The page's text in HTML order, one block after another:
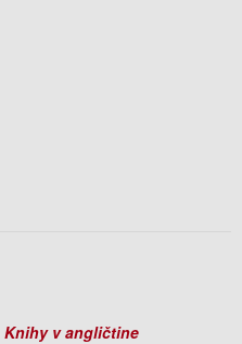
Knihy v angličtine